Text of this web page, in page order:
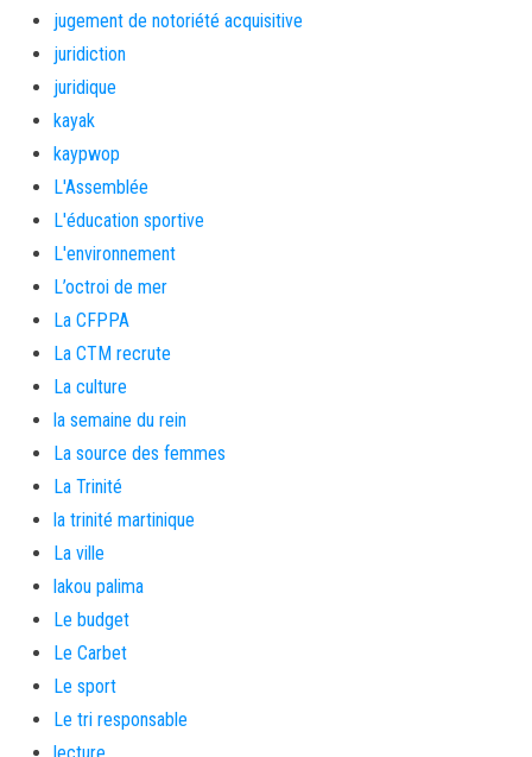
jugement de notoriété acquisitive
juridiction
juridique
kayak
kaypwop
L'Assemblée
L'éducation sportive
L'environnement
L’octroi de mer
La CFPPA
La CTM recrute
La culture
la semaine du rein
La source des femmes
La Trinité
la trinité martinique
La ville
lakou palima
Le budget
Le Carbet
Le sport
Le tri responsable